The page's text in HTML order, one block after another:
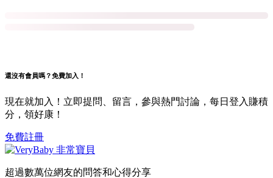
還沒有會員嗎？免費加入！
現在就加入！立即提問、留言，參與熱門討論，每日登入賺積
分，領好康！
免費註冊
超過數萬位網友的問答和心得分享